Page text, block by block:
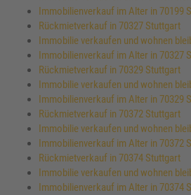
Immobilienverkauf im Alter in 70199
Rückmietverkauf in 70327 Stuttgart
Immobilie verkaufen und wohnen
Immobilienverkauf im Alter in 70327
Rückmietverkauf in 70329 Stuttgart
Immobilie verkaufen und wohnen
Immobilienverkauf im Alter in 70329
Rückmietverkauf in 70372 Stuttgart
Immobilie verkaufen und wohnen
Immobilienverkauf im Alter in 70372
Rückmietverkauf in 70374 Stuttgart
Immobilie verkaufen und wohnen
Immobilienverkauf im Alter in 70374